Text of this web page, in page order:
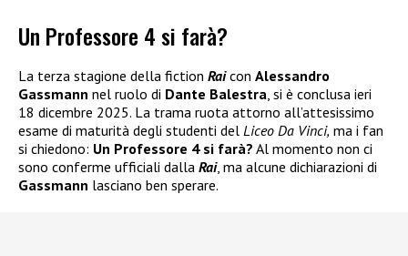
Un Professore 4 si farà?
La terza stagione della fiction Raicon Alessandro
Gassmann nel ruolo di Dante Balestra , si è conclusa ieri
18 dicembre 2025. La trama ruota attorno all’attesissimo
esame di maturità degli studenti del Liceo Da Vinci, ma i fan
si chiedono: Un Professore 4 si farà? Al momento non ci
sono conferme ufficiali dalla Rai, ma alcune dichiarazioni di
Gassmann lasciano ben sperare.